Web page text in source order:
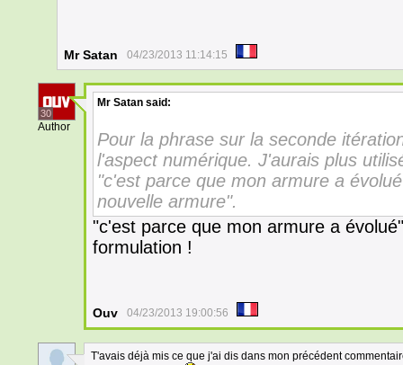
Mr Satan 04/23/2013 11:14:15
30
Author
Mr Satan said:
Pour la phrase sur la seconde
l'aspect numérique. J'aurais plus
"c'est parce que mon armure a
nouvelle armure".
"c'est parce que mon armure a
formulation !
Ouv 04/23/2013 19:00:56
T'avais déjà mis ce que j'ai dis dans mon précédent